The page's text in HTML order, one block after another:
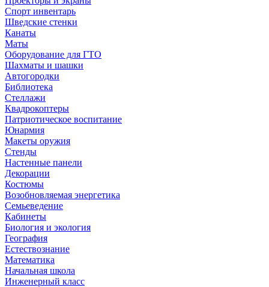
Спорт инвентарь
Шведские стенки
Канаты
Маты
Оборудование для ГТО
Шахматы и шашки
Автогородки
Библиотека
Стеллажи
Квадрокоптеры
Патриотическое воспитание
Юнармия
Макеты оружия
Стенды
Настенные панели
Декорации
Костюмы
Возобновляемая энергетика
Семьеведение
Кабинеты
Биология и экология
География
Естествознание
Математика
Начальная школа
Инженерный класс